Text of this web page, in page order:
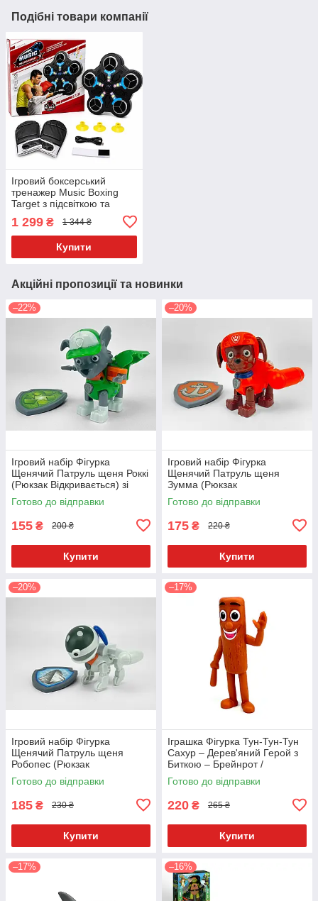
Подібні товари компанії
Ігровий боксерський
тренажер Music Boxing
Target з підсвіткою та
1 299 ₴ 1 344 ₴
Купити
Акційні пропозиції та новинки
–22%
Ігровий набір Фігурка
Щенячий Патруль щеня Роккі
(Рюкзак Відкривається) зі
значком Укр. 9958-4
Готово до відправки
155 ₴ 200 ₴
Купити
–20%
Ігровий набір Фігурка
Щенячий Патруль щеня
Зумма (Рюкзак
Відкривається) зі значком
Укр. 9958-1
Готово до відправки
175 ₴ 220 ₴
Купити
–20%
Ігровий набір Фігурка
Щенячий Патруль щеня
Робопес (Рюкзак
Відкривається) зі значком
Укр. 9958-8
Готово до відправки
185 ₴ 230 ₴
Купити
–17%
Іграшка Фігурка Тун-Тун-Тун
Сахур – Дерев'яний Герой з
Биткою – Брейнрот /
Італійські Меми – 11 см
Готово до відправки
220 ₴ 265 ₴
Купити
–17% –16%